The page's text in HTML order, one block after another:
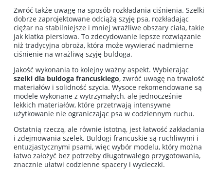
Zwróć także uwagę na sposób rozkładania ciśnienia. Szelki
dobrze zaprojektowane odciążą szyję psa, rozkładając
ciężar na stabilniejsze i mniej wrażliwe obszary ciała, takie
jak klatka piersiowa. To zdecydowanie lepsze rozwiązanie
niż tradycyjna obroża, która może wywierać nadmierne
ciśnienie na wrażliwą szyję buldoga.
Jakość wykonania to kolejny ważny aspekt. Wybierając
szelki dla buldoga francuskiego, zwróć uwagę na trwałość
materiałów i solidność szycia. Wysoce rekomendowane są
modele wykonane z wytrzymałych, ale jednocześnie
lekkich materiałów, które przetrwają intensywne
użytkowanie nie ograniczając psa w codziennym ruchu.
Ostatnią rzeczą, ale równie istotną, jest łatwość zakładania
i zdejmowania szelek. Buldogi francuskie są ruchliwymi i
entuzjastycznymi psami, więc wybór modelu, który można
łatwo założyć bez potrzeby długotrwałego przygotowania,
znacznie ułatwi codzienne spacery i wycieczki.